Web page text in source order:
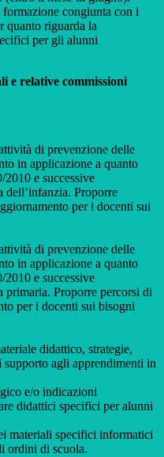
congiunta con i
quanto riguarda la
per gli alunni
e relative commissioni
di prevenzione delle
in applicazione a quanto
e successive
dell’infanzia. Proporre
per i docenti sui
di prevenzione delle
in applicazione a quanto
e successive
primaria. Proporre percorsi di
per i docenti sui bisogni
didattico, strategie,
agli apprendimenti in
e/o indicazioni
didattici specifici per alunni
materiali specifici informatici
ordini di scuola.